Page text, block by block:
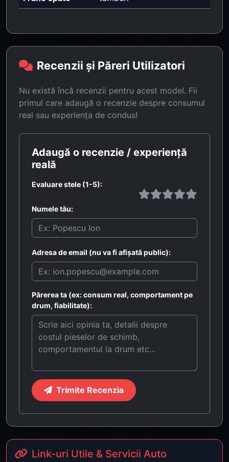
Recenzii și Păreri Utilizatori
Nu există încă recenzii pentru acest model. Fii
primul care adaugă o recenzie despre consumul
real sau experiența de condus!
Adaugă o recenzie / experiență
reală
Evaluare stele (1-5):
Numele tău:
Adresa de email (nu va fi afișată public):
Părerea ta (ex: consum real, comportament pe
drum, fiabilitate):
Trimite Recenzia
Link-uri Utile & Servicii Auto